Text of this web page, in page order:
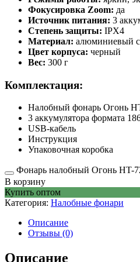
Фокусировка Zoom: да
Источник питания: 3
Степень защиты: IPX4
Материал: алюминиевый
Цвет корпуса: черный
Вес: 300 г
Комплектация:
Налобный фонарь Огонь
3 аккумулятора формата
USB-кабель
Инструкция
Упаковочная коробка
Фонарь налобный Огонь HT-
В корзину
Купить оптом
Категория: Налобные фонари
Описание
Отзывы (0)
Описание